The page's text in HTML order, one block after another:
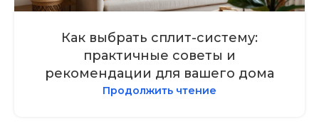
Как выбрать сплит-систему:
практичные советы и
рекомендации для вашего дома
Продолжить чтение